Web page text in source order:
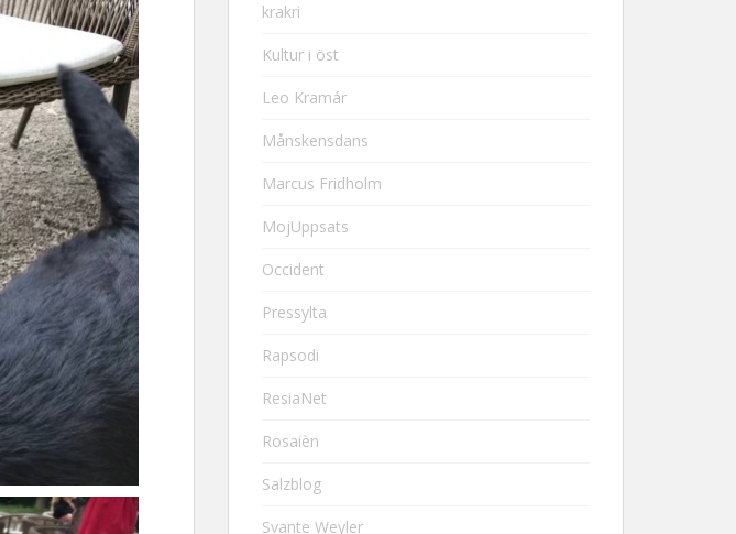
krakri
Kultur i öst
Leo Kramár
Månskensdans
Marcus Fridholm
MojUppsats
Occident
Pressylta
Rapsodi
ResiaNet
Rosaièn
Salzblog
Svante Weyler